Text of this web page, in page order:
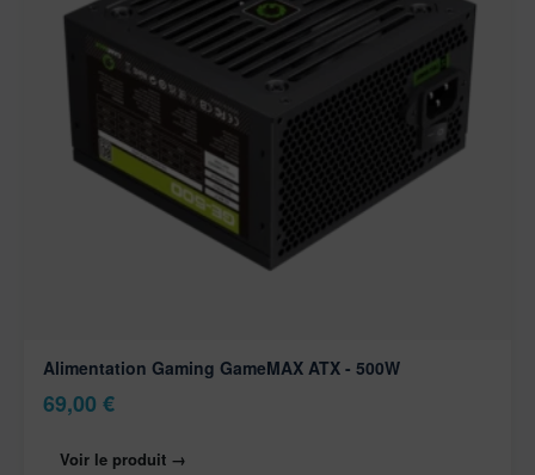
Alimentation Gaming GameMAX ATX - 500W
69,00 €
Voir le produit →